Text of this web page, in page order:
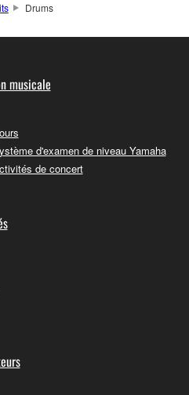
Drums
musicale
d'examen de niveau Yamaha
de concert